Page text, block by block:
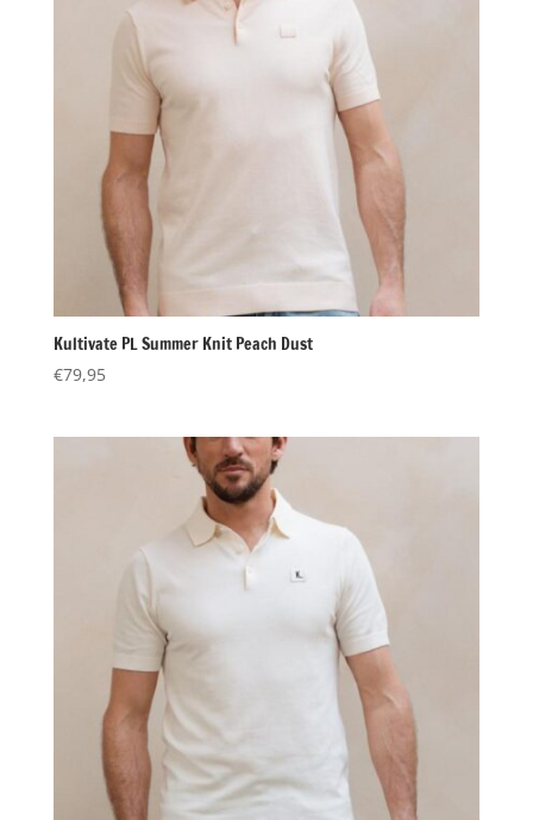
Kultivate PL Summer Knit Peach Dust
€79,95